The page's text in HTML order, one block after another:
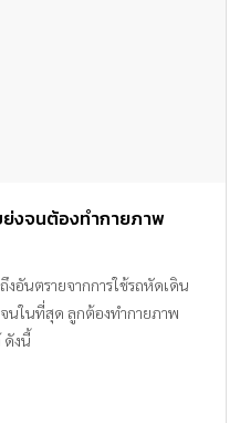
ย่งจนต้องทำกายภาพ
อันตรายจากการใช้รถหัดเดิน
นในที่สุด ลูกต้องทำกายภาพ
ดังนี้